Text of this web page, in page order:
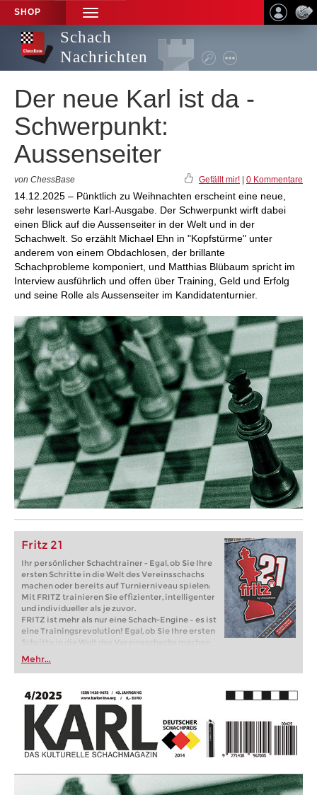
SHOP
TOGGLE
NAVIGATION
Schach
Nachrichten
Der neue Karl ist da -
Schwerpunkt:
Aussenseiter
von ChessBase Gefällt mir! 0 Kommentare
14.12.2025 – Pünktlich zu Weihnachten erscheint eine neue,
sehr lesenswerte Karl-Ausgabe. Der Schwerpunkt wirft dabei
einen Blick auf die Aussenseiter in der Welt und in der
Schachwelt. So erzählt Michael Ehn in "Kopfstürme" unter
anderem von einem Obdachlosen, der brillante
Schachprobleme komponiert, und Matthias Blübaum spricht im
Interview ausführlich und offen über Training, Geld und Erfolg
und seine Rolle als Aussenseiter im Kandidatenturnier.
Fritz 21
Ihr persönlicher Schachtrainer - Egal, ob Sie Ihre
ersten Schritte in die Welt des Vereinsschachs
machen oder bereits auf Turnierniveau spielen:
Mit FRITZ trainieren Sie effizienter, intelligenter
und individueller als je zuvor.
FRITZ ist mehr als nur eine Schach-Engine – es ist
eine Trainingsrevolution! Egal, ob Sie Ihre ersten
Schritte in die Welt des Vereinsschachs machen
oder bereits auf Turnierniveau spielen: Mit
FRITZ trainieren Sie effizienter, intelligenter und
individueller als je zuvor.
Mehr...